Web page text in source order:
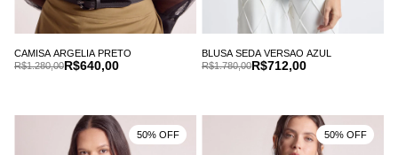
CAMISA ARGELIA PRETO
R$640,00
R$1.280,00
BLUSA SEDA VERSAO AZUL
R$712,00
R$1.780,00
50% OFF 50% OFF